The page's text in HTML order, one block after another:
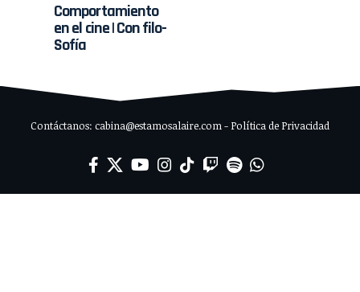
Comportamiento
en el cine | Con filo-
Sofía
Contáctanos: cabina@estamosalaire.com - Política de Privacidad